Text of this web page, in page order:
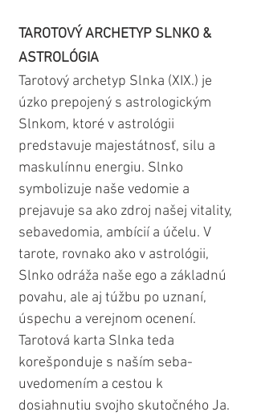
TAROTOVÝ ARCHETYP SLNKO &
ASTROLÓGIA
Tarotový archetyp Slnka (XIX.) je
úzko prepojený s astrologickým
Slnkom, ktoré v astrológii
predstavuje majestátnosť, silu a
maskulínnu energiu. Slnko
symbolizuje naše vedomie a
prejavuje sa ako zdroj našej vitality,
sebavedomia, ambícií a účelu. V
tarote, rovnako ako v astrológii,
Slnko odráža naše ego a základnú
povahu, ale aj túžbu po uznaní,
úspechu a verejnom ocenení.
Tarotová karta Slnka teda
korešponduje s naším seba-
uvedomením a cestou k
dosiahnutiu svojho skutočného Ja.